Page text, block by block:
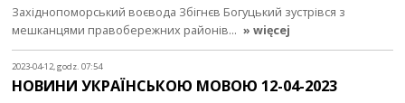
Західнопоморський воєвода Збігнєв Богуцький зустрівся з
мешканцями правобережних районів… » więcej
2023-04-12, godz. 07:54
НОВИНИ УКРАЇНСЬКОЮ МОВОЮ 12-04-2023